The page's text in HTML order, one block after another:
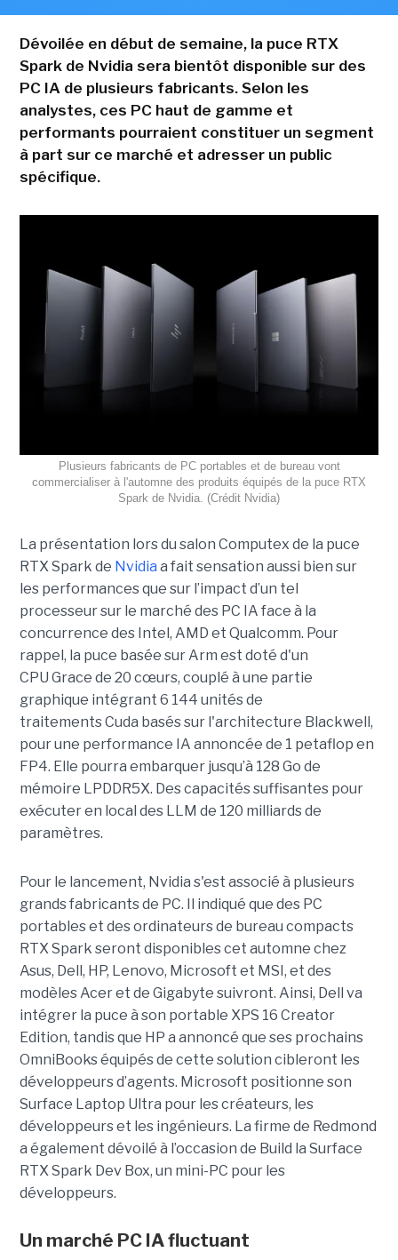
Dévoilée en début de semaine, la puce RTX
Spark de Nvidia sera bientôt disponible sur des
PC IA de plusieurs fabricants. Selon les
analystes, ces PC haut de gamme et
performants pourraient constituer un segment
à part sur ce marché et adresser un public
spécifique.
Plusieurs fabricants de PC portables et de bureau vont
commercialiser à l'automne des produits équipés de la puce RTX
Spark de Nvidia. (Crédit Nvidia)
La présentation lors du salon Computex de la puce
RTX Spark de Nvidia a fait sensation aussi bien sur
les performances que sur l’impact d’un tel
processeur sur le marché des PC IA face à la
concurrence des Intel, AMD et Qualcomm. Pour
rappel, la puce basée sur Arm est doté d'un
CPU Grace de 20 cœurs, couplé à une partie
graphique intégrant 6 144 unités de
traitements Cuda basés sur l'architecture Blackwell,
pour une performance IA annoncée de 1 petaflop en
FP4. Elle pourra embarquer jusqu’à 128 Go de
mémoire LPDDR5X. Des capacités suffisantes pour
exécuter en local des LLM de 120 milliards de
paramètres.
Pour le lancement, Nvidia s'est associé à plusieurs
grands fabricants de PC. Il indiqué que des PC
portables et des ordinateurs de bureau compacts
RTX Spark seront disponibles cet automne chez
Asus, Dell, HP, Lenovo, Microsoft et MSI, et des
modèles Acer et de Gigabyte suivront. Ainsi, Dell va
intégrer la puce à son portable XPS 16 Creator
Edition, tandis que HP a annoncé que ses prochains
OmniBooks équipés de cette solution cibleront les
développeurs d’agents. Microsoft positionne son
Surface Laptop Ultra pour les créateurs, les
développeurs et les ingénieurs. La firme de Redmond
a également dévoilé à l’occasion de Build la Surface
RTX Spark Dev Box, un mini-PC pour les
développeurs.
Un marché PC IA fluctuant